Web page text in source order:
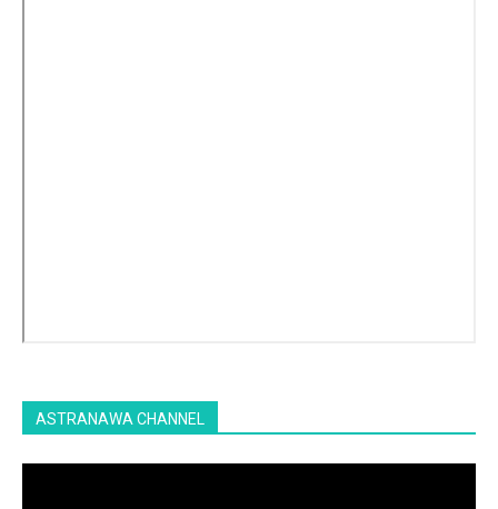
ASTRANAWA CHANNEL